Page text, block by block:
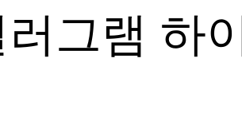
그램 하